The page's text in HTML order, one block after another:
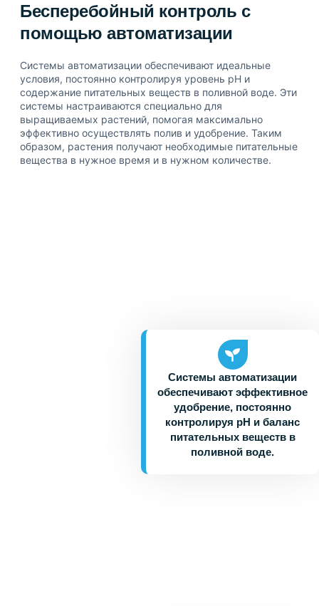
Бесперебойный контроль с
помощью автоматизации
Системы автоматизации обеспечивают идеальные
условия, постоянно контролируя уровень pH и
содержание питательных веществ в поливной воде. Эти
системы настраиваются специально для
выращиваемых растений, помогая максимально
эффективно осуществлять полив и удобрение. Таким
образом, растения получают необходимые питательные
вещества в нужное время и в нужном количестве.
Системы автоматизации
обеспечивают эффективное
удобрение, постоянно
контролируя pH и баланс
питательных веществ в
поливной воде.